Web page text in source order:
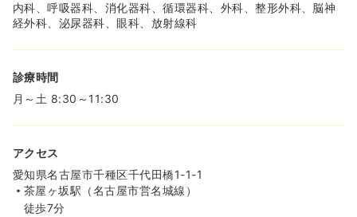
内科、呼吸器科、消化器科、循環器科、外科、整形外科、脳神
経外科、泌尿器科、眼科、放射線科
診療時間
月～土 8:30～11:30
アクセス
愛知県名古屋市千種区千代田橋1-1-1
茶屋ヶ坂駅（名古屋市営名城線）
徒歩7分